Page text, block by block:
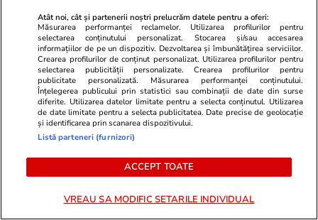
ani de muncă, a refuzat o despăgubire de
20.000 de euro și a obținut peste 64.000 în
instanță
Atât noi, cât și partenerii noștri prelucrăm datele pentru a oferi:
Măsurarea performanței reclamelor. Utilizarea profilurilor pentru
selectarea conținutului personalizat. Stocarea și/sau accesarea
informațiilor de pe un dispozitiv. Dezvoltarea și îmbunătățirea serviciilor.
Crearea profilurilor de conținut personalizat. Utilizarea profilurilor pentru
selectarea publicității personalizate. Crearea profilurilor pentru
publicitate personalizată. Măsurarea performanței conținutului.
Înțelegerea publicului prin statistici sau combinații de date din surse
diferite. Utilizarea datelor limitate pentru a selecta conținutul. Utilizarea
de date limitate pentru a selecta publicitatea. Date precise de geolocație
și identificarea prin scanarea dispozitivului.
Listă parteneri (furnizori)
ACCEPT TOATE
VREAU SA MODIFIC SETARILE INDIVIDUAL